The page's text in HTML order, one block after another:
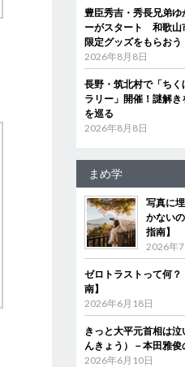
豊臣秀吉・秀長兄弟
ーがスタート 和歌山
限定グッズをもらおう
2026年8月8日
長野・筑北村で「ち
ラリー」開催！謎解
を巡る
2026年8月8日
まめ学
写真に
かない
指南】
2026年
ゼロトラストって何
南】
2026年6月18日
きっと大平元首相は
んきょう）－本田雅俊
2026年6月10日